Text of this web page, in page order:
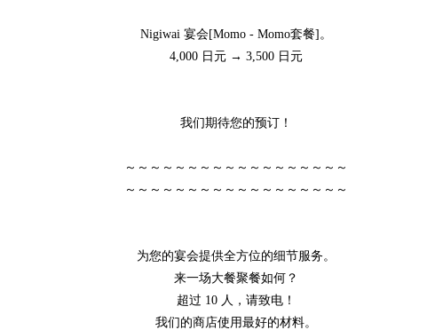
Nigiwai 宴会[Momo - Momo套餐]。
4,000 日元 → 3,500 日元
我们期待您的预订！
～～～～～～～～～～～～～～～～～～
～～～～～～～～～～～～～～～～～～
为您的宴会提供全方位的细节服务。
来一场大餐聚餐如何？
超过 10 人，请致电！
我们的商店使用最好的材料。